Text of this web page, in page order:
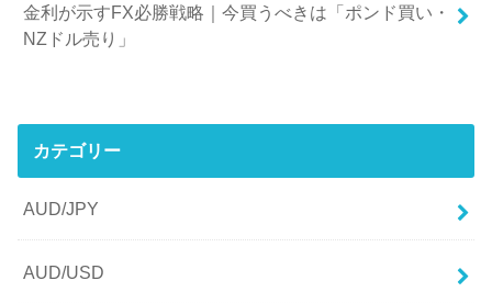
金利が示すFX必勝戦略｜今買うべきは「ポンド買い・
NZドル売り」
カテゴリー
AUD/JPY
AUD/USD